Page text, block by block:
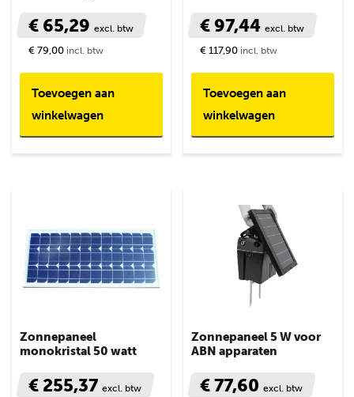
€ 65,29 excl. btw
€ 79,00 incl. btw
Toevoegen aan
winkelwagen
€ 97,44excl. btw
€ 117,90 incl. btw
Toevoegen aan
winkelwagen
Zonnepaneel
monokristal 50 watt
€ 255,37 excl. btw
Zonnepaneel 5 W voor
ABN apparaten
€ 77,60excl. btw